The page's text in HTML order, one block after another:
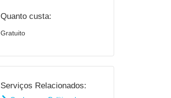
Quanto custa:
Gratuito
Serviços Relacionados: